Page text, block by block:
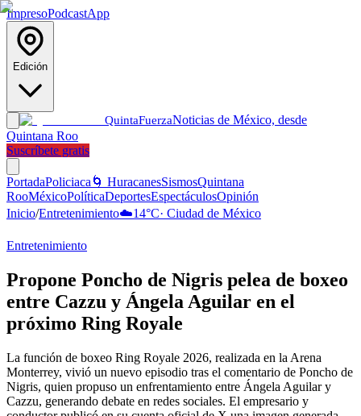
ImpresoPodcastApp
Edición
QuintaFuerzaNoticias de México, desde
Quintana Roo
Suscríbete gratis
PortadaPoliciaca 🌀 HuracanesSismosQuintana
RooMéxicoPolíticaDeportesEspectáculosOpinión
Inicio/Entretenimiento☁️14°C· Ciudad de México
Entretenimiento
Propone Poncho de Nigris pelea de boxeo
entre Cazzu y Ángela Aguilar en el
próximo Ring Royale
La función de boxeo Ring Royale 2026, realizada en la Arena
Monterrey, vivió un nuevo episodio tras el comentario de Poncho de
Nigris, quien propuso un enfrentamiento entre Ángela Aguilar y
Cazzu, generando debate en redes sociales. El empresario y